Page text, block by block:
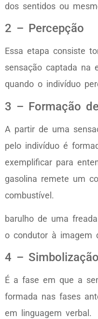
dos sentidos ou
2 – Percepção
Essa etapa consiste
sensação captada na
quando o indivíduo
3 – Formação
A partir de uma
pelo indivíduo é
exemplificar para
gasolina remete um
combustível.
barulho de uma
o condutor à imagem
4 – Simbolização
É a fase em que a
formada nas fases
em linguagem verbal.